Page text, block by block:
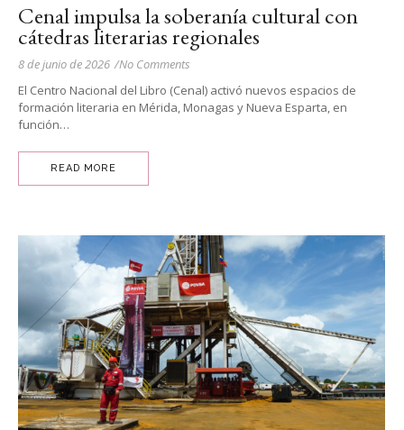
Cenal impulsa la soberanía cultural con
cátedras literarias regionales
8 de junio de 2026 /No Comments
El Centro Nacional del Libro (Cenal) activó nuevos espacios de
formación literaria en Mérida, Monagas y Nueva Esparta, en
función…
READ MORE